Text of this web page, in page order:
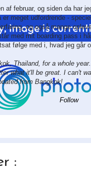
af februar, og siden da
meget udfordrende -
og også mange
med mit boarding pass i
følge med i, hvad jeg går
Thailand, for a whole
what it'll be great. I can't
from Bangkok!
Follow
: